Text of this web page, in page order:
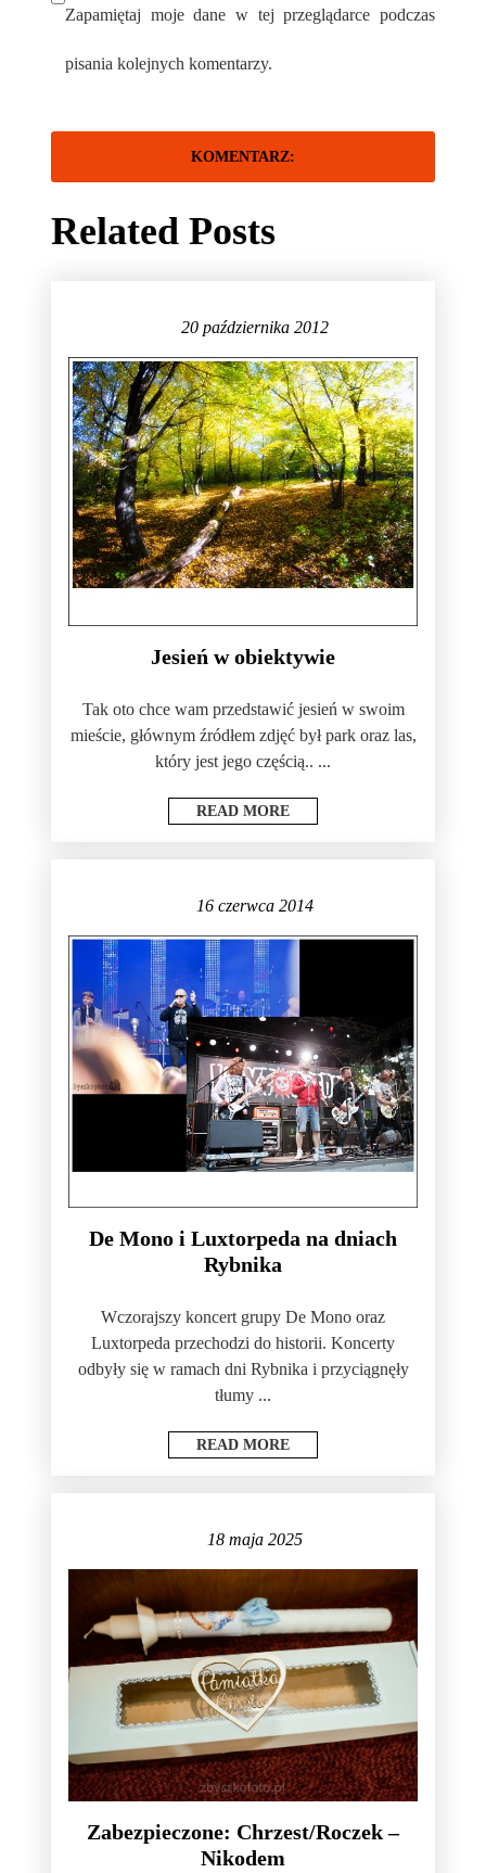
Zapamiętaj moje dane w tej przeglądarce podczas
pisania kolejnych komentarzy.
Related Posts
20 października 2012
Jesień w obiektywie
Tak oto chce wam przedstawić jesień w swoim
mieście, głównym źródłem zdjęć był park oraz las,
który jest jego częścią.. ...
READ MORE
16 czerwca 2014
De Mono i Luxtorpeda na dniach
Rybnika
Wczorajszy koncert grupy De Mono oraz
Luxtorpeda przechodzi do historii. Koncerty
odbyły się w ramach dni Rybnika i przyciągnęły
tłumy ...
READ MORE
18 maja 2025
Zabezpieczone: Chrzest/Roczek –
Nikodem